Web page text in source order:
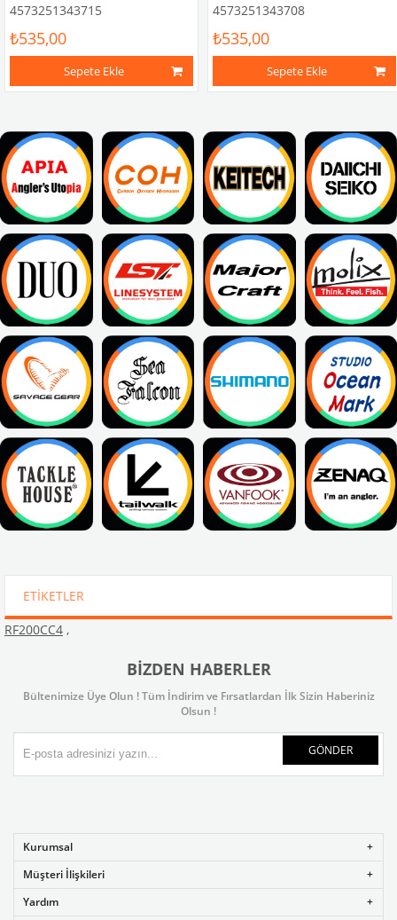
4573251343715
₺535,00
Sepete Ekle
4573251343708
₺535,00
Sepete Ekle
ETIKETLER
RF200CC4 ,
BIZDEN HABERLER
Bültenimize Üye Olun ! Tüm İndirim ve Fırsatlardan İlk Sizin Haberiniz
Olsun !
GÖNDER
Kurumsal
Müşteri İlişkileri
Yardım